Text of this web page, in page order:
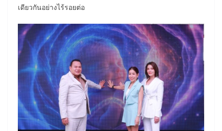
เดียวกันอย่างไร้รอยต่อ